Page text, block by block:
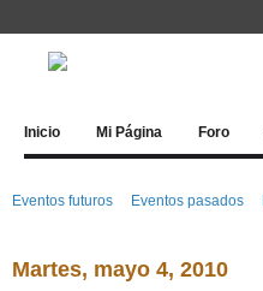
Inicio Mi Página Foro
Eventos futuros Eventos pasados
Martes, mayo 4, 2010